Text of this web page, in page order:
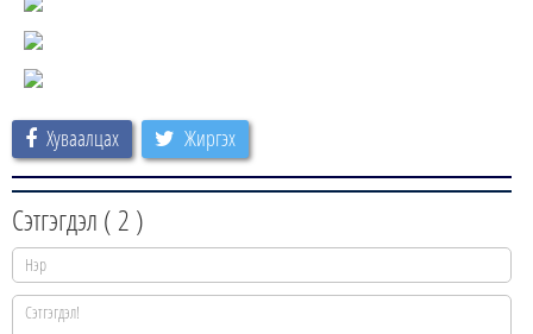
Хуваалцах Жиргэх
Сэтгэгдэл (2 )